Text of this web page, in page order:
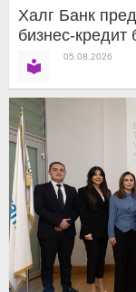
Халг Банк
бизнес-кредит
05.08.2026